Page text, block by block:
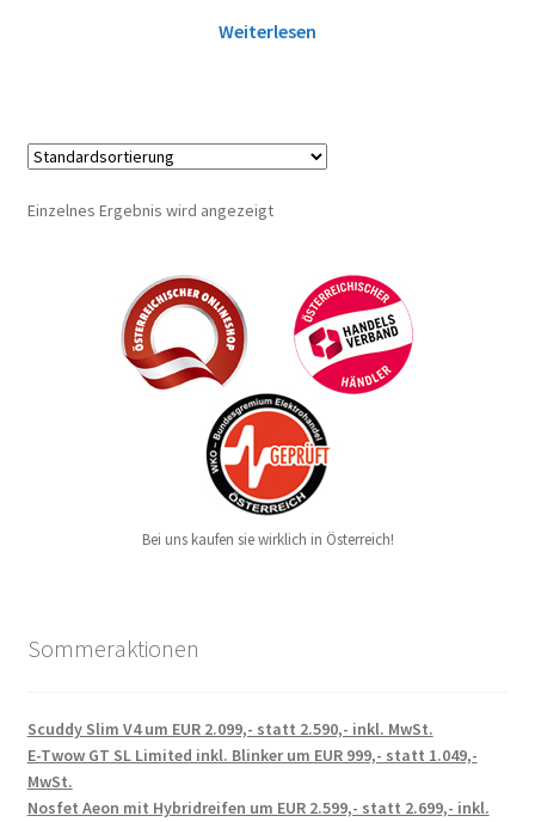
Weiterlesen
Einzelnes Ergebnis wird angezeigt
Bei uns kaufen sie wirklich in Österreich!
Sommeraktionen
Scuddy Slim V4 um EUR 2.099,- statt 2.590,- inkl. MwSt.
E-Twow GT SL Limited inkl. Blinker um EUR 999,- statt 1.049,-
MwSt.
Nosfet Aeon mit Hybridreifen um EUR 2.599,- statt 2.699,- inkl.